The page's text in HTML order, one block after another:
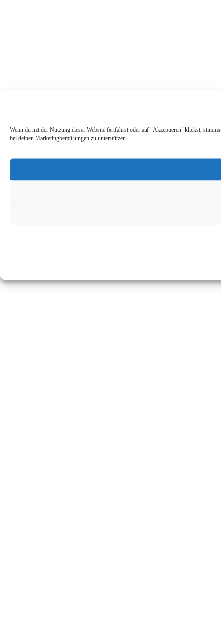
Wenn du mit der Nutzung dieser Website fortfährst oder auf "Akzeptieren" klickst,
bei deinen Marketingbemühungen zu unterstützen.